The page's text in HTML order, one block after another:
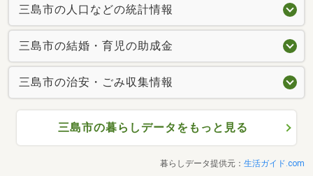
三島市の人口などの統計情報
三島市の結婚・育児の助成金
三島市の治安・ごみ収集情報
三島市の暮らしデータをもっと見る
暮らしデータ提供元： 生活ガイド.com